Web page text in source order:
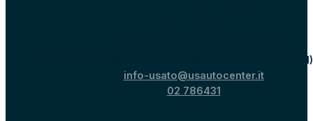
Strada Provinciale 40 per Binasco, 15, Melegnano
info-usato@usautocenter.it
02 786431